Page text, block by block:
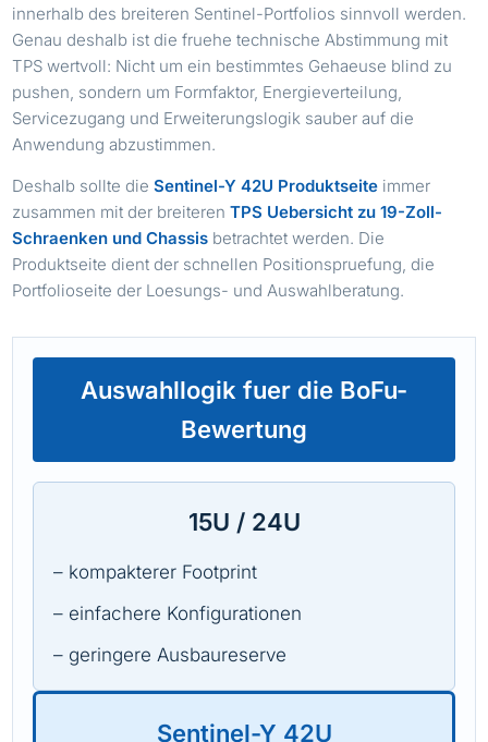
innerhalb des breiteren Sentinel-Portfolios sinnvoll werden.
Genau deshalb ist die fruehe technische Abstimmung mit
TPS wertvoll: Nicht um ein bestimmtes Gehaeuse blind zu
pushen, sondern um Formfaktor, Energieverteilung,
Servicezugang und Erweiterungslogik sauber auf die
Anwendung abzustimmen.
Deshalb sollte dieSentinel-Y 42U Produktseite immer
zusammen mit der breiterenTPS Uebersicht zu 19-Zoll-
Schraenken und Chassis betrachtet werden. Die
Produktseite dient der schnellen Positionspruefung, die
Portfolioseite der Loesungs- und Auswahlberatung.
Auswahllogik fuer die BoFu-
Bewertung
15U / 24U
– kompakterer Footprint
– einfachere Konfigurationen
– geringere Ausbaureserve
Sentinel-Y 42U